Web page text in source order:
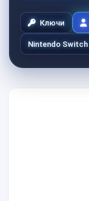
Ключи
Nintendo Switch